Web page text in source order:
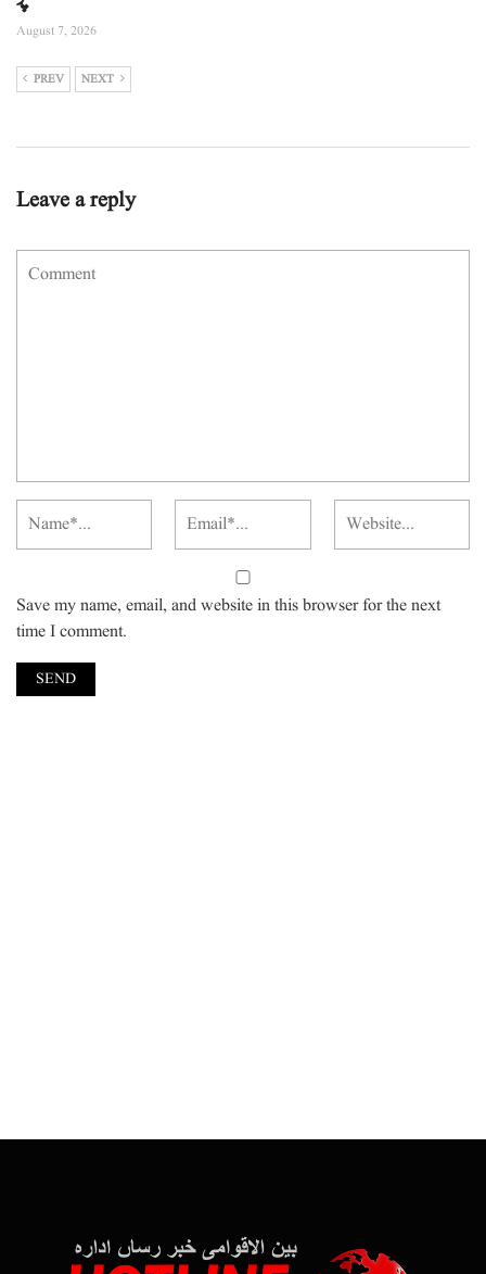
August 7, 2026
PREV NEXT
Leave a reply
Save my name, email, and website in this browser for the next
time I comment.